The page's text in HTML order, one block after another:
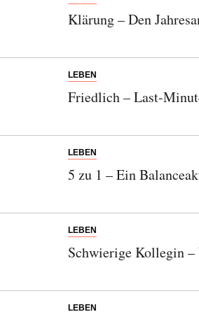
Klärung – Den
LEBEN
Friedlich – Last-
LEBEN
5 zu 1 – Ein
LEBEN
Schwierige Kollegin –
LEBEN